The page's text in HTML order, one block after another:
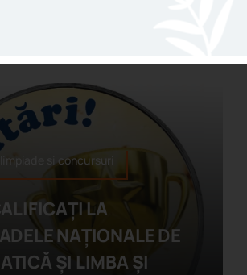
si concursuri
LA
NAȚIONALE DE
ȘI LIMBA ȘI